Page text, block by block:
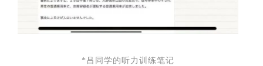
*吕同学的听力训练笔记